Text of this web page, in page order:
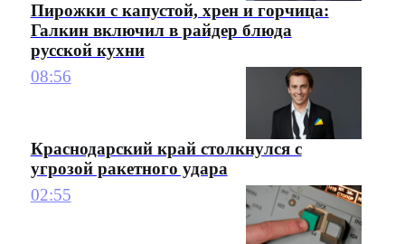
Пирожки с капустой, хрен и горчица:
Галкин включил в райдер блюда
русской кухни
08:56
Краснодарский край столкнулся с
угрозой ракетного удара
02:55